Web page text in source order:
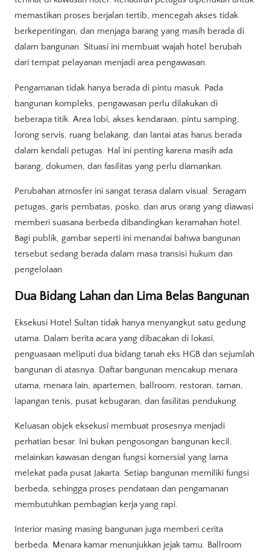
memastikan proses berjalan tertib, mencegah akses tidak
berkepentingan, dan menjaga barang yang masih berada di
dalam bangunan. Situasi ini membuat wajah hotel berubah
dari tempat pelayanan menjadi area pengawasan.
Pengamanan tidak hanya berada di pintu masuk. Pada
bangunan kompleks, pengawasan perlu dilakukan di
beberapa titik. Area lobi, akses kendaraan, pintu samping,
lorong servis, ruang belakang, dan lantai atas harus berada
dalam kendali petugas. Hal ini penting karena masih ada
barang, dokumen, dan fasilitas yang perlu diamankan.
Perubahan atmosfer ini sangat terasa dalam visual. Seragam
petugas, garis pembatas, posko, dan arus orang yang diawasi
memberi suasana berbeda dibandingkan keramahan hotel.
Bagi publik, gambar seperti ini menandai bahwa bangunan
tersebut sedang berada dalam masa transisi hukum dan
pengelolaan.
Dua Bidang Lahan dan Lima Belas Bangunan
Eksekusi Hotel Sultan tidak hanya menyangkut satu gedung
utama. Dalam berita acara yang dibacakan di lokasi,
penguasaan meliputi dua bidang tanah eks HGB dan sejumlah
bangunan di atasnya. Daftar bangunan mencakup menara
utama, menara lain, apartemen, ballroom, restoran, taman,
lapangan tenis, pusat kebugaran, dan fasilitas pendukung.
Keluasan objek eksekusi membuat prosesnya menjadi
perhatian besar. Ini bukan pengosongan bangunan kecil,
melainkan kawasan dengan fungsi komersial yang lama
melekat pada pusat Jakarta. Setiap bangunan memiliki fungsi
berbeda, sehingga proses pendataan dan pengamanan
membutuhkan pembagian kerja yang rapi.
Interior masing masing bangunan juga memberi cerita
berbeda. Menara kamar menunjukkan jejak tamu. Ballroom